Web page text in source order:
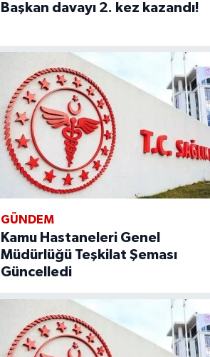
Başkan davayı 2. kez kazandı!
GÜNDEM
Kamu Hastaneleri Genel
Müdürlüğü Teşkilat Şeması
Güncelledi